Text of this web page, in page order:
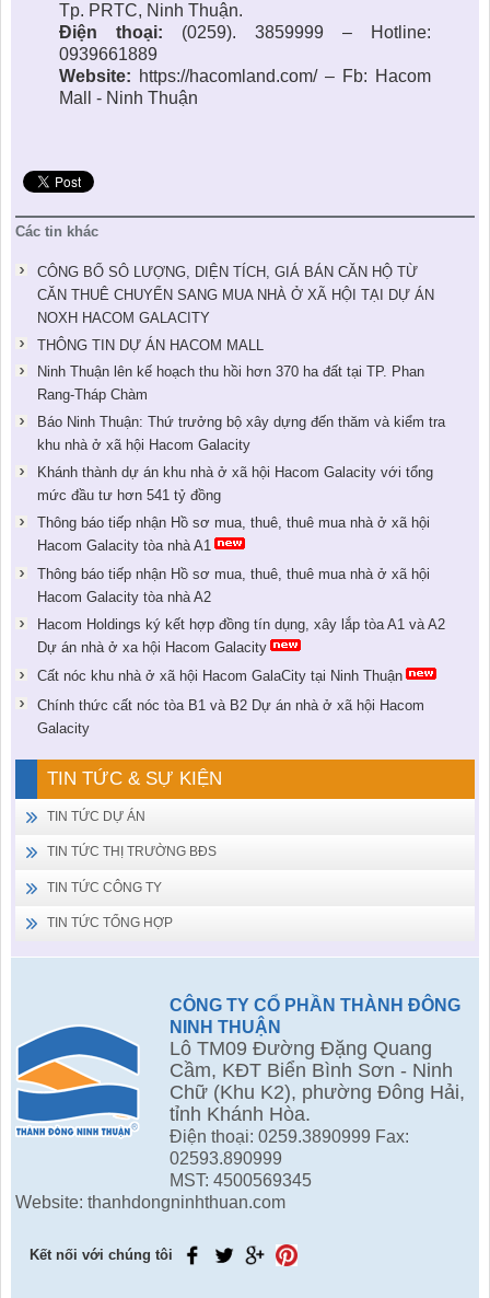
Tp. PRTC, Ninh Thuận.
Điện thoại: (0259). 3859999 – Hotline:
0939661889
Website: https://hacomland.com/– Fb: Hacom
Mall - Ninh Thuận
Các tin khác
CÔNG BỐ SÔ LƯỢNG, DIỆN TÍCH, GIÁ BÁN CĂN HỘ TỪ
CĂN THUÊ CHUYỂN SANG MUA NHÀ Ở XÃ HỘI TẠI DỰ ÁN
NOXH HACOM GALACITY
THÔNG TIN DỰ ÁN HACOM MALL
Ninh Thuận lên kế hoạch thu hồi hơn 370 ha đất tại TP. Phan
Rang-Tháp Chàm
Báo Ninh Thuận: Thứ trưởng bộ xây dựng đến thăm và kiểm tra
khu nhà ở xã hội Hacom Galacity
Khánh thành dự án khu nhà ở xã hội Hacom Galacity với tổng
mức đầu tư hơn 541 tỷ đồng
Thông báo tiếp nhận Hồ sơ mua, thuê, thuê mua nhà ở xã hội
Hacom Galacity tòa nhà A1
Thông báo tiếp nhận Hồ sơ mua, thuê, thuê mua nhà ở xã hội
Hacom Galacity tòa nhà A2
Hacom Holdings ký kết hợp đồng tín dụng, xây lắp tòa A1 và A2
Dự án nhà ở xa hội Hacom Galacity
Cất nóc khu nhà ở xã hội Hacom GalaCity tại Ninh Thuận
Chính thức cất nóc tòa B1 và B2 Dự án nhà ở xã hội Hacom
Galacity
TIN TỨC & SỰ KIỆN
TIN TỨC DỰ ÁN
TIN TỨC THỊ TRƯỜNG BĐS
TIN TỨC CÔNG TY
TIN TỨC TỔNG HỢP
CÔNG TY CỔ PHẦN THÀNH ĐÔNG
NINH THUẬN
Lô TM09 Đường Đặng Quang
Cầm, KĐT Biển Bình Sơn - Ninh
Chữ (Khu K2), phường Đông Hải,
tỉnh Khánh Hòa.
Điện thoại: 0259.3890999 Fax:
02593.890999
MST: 4500569345
Website: thanhdongninhthuan.com
Kết nối với chúng tôi